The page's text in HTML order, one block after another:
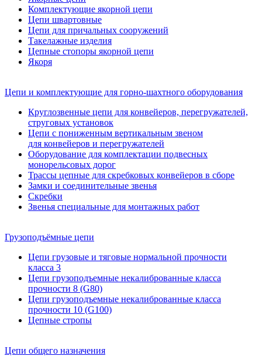
Комплектующие якорной цепи
Цепи швартовные
Цепи для причальных сооружений
Такелажные изделия
Цепные стопоры якорной цепи
Якоря
Цепи и комплектующие для горно-шахтного оборудования
Круглозвенные цепи для конвейеров, перегружателей,
струговых установок
Цепи с пониженным вертикальным звеном
для конвейеров и перегружателей
Оборудование для комплектации подвесных
монорельсовых дорог
Трассы цепные для скребковых конвейеров в сборе
Замки и соединительные звенья
Скребки
Звенья специальные для монтажных работ
Грузоподъёмные цепи
Цепи грузовые и тяговые нормальной прочности
класса 3
Цепи грузоподъемные некалиброванные класса
прочности 8 (G80)
Цепи грузоподъемные некалиброванные класса
прочности 10 (G100)
Цепные стропы
Цепи общего назначения